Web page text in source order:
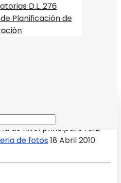
D.L. 276
Planificación de
2
de nivel principal o raíz:
de fotos18 Abril 2010